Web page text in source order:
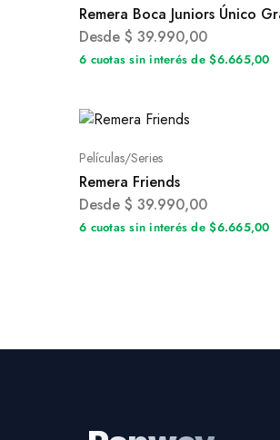
Remera Boca Juniors Único
Desde $ 39.990,00
6 cuotas sin interés de $6.665,00
Películas/Series
Remera Friends
Desde $ 39.990,00
6 cuotas sin interés de $6.665,00